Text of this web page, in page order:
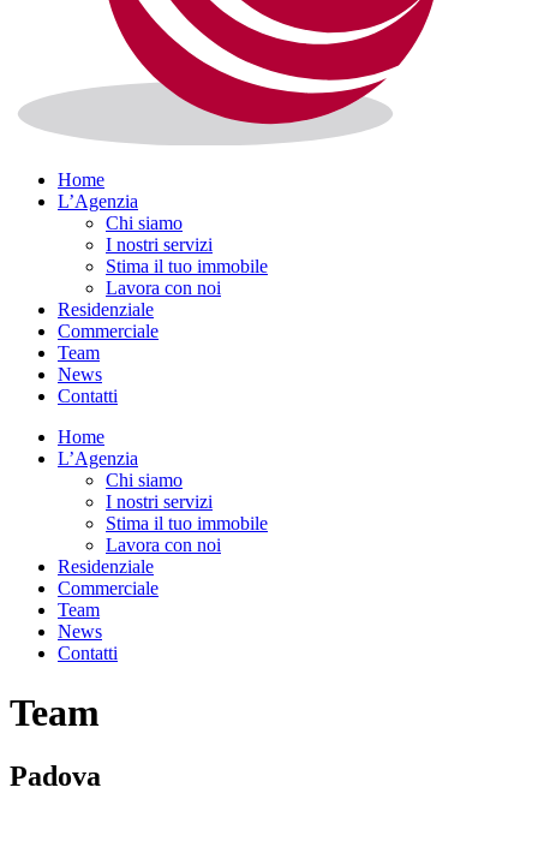
Home
L’Agenzia
Chi siamo
I nostri servizi
Stima il tuo immobile
Lavora con noi
Residenziale
Commerciale
Team
News
Contatti
Home
L’Agenzia
Chi siamo
I nostri servizi
Stima il tuo immobile
Lavora con noi
Residenziale
Commerciale
Team
News
Contatti
Team
Padova